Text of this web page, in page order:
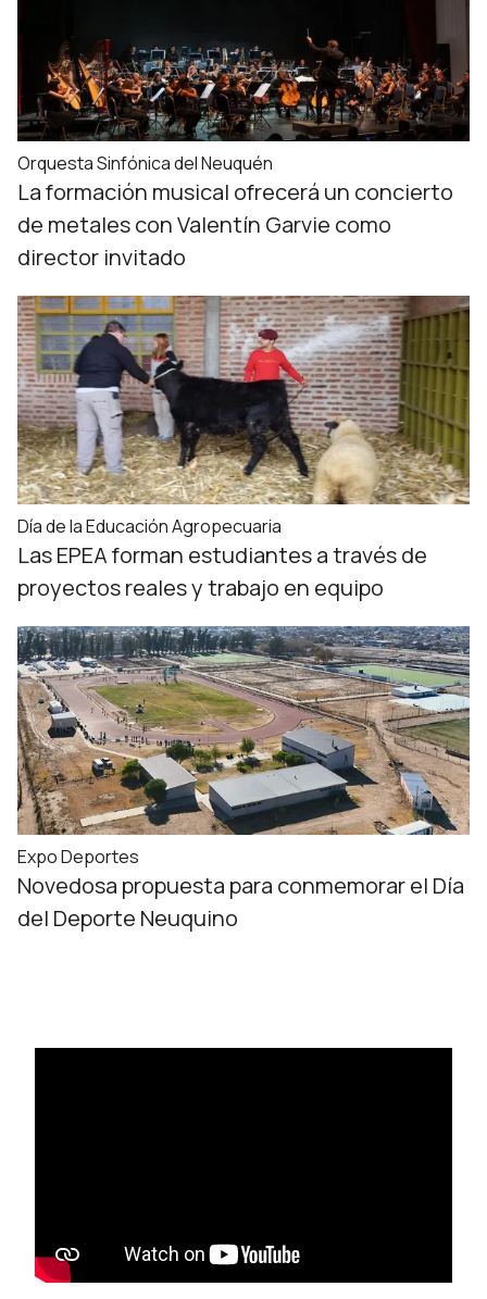
Orquesta Sinfónica del Neuquén
La formación musical ofrecerá un concierto
de metales con Valentín Garvie como
director invitado
Día de la Educación Agropecuaria
Las EPEA forman estudiantes a través de
proyectos reales y trabajo en equipo
Expo Deportes
Novedosa propuesta para conmemorar el Día
del Deporte Neuquino